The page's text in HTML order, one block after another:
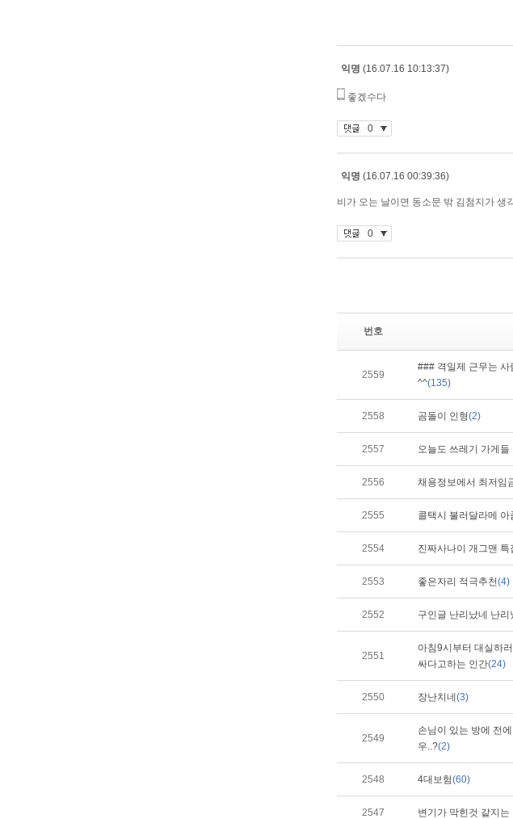
번호
2559
### 격일제 근무는
^^(135)
2558 곰돌이 인형(2)
2557 오늘도 쓰레기 가게
2556 채용정보에서 최저임
2555 콜택시 불러달라메 아
2554 진짜사나이 개그맨 특
2553 좋은자리 적극추천(4)
2552 구인글 난리났네 난리
2551
아침9시부터 대실하
싸다고하는 인간(24)
2550 장난치네 (3)
2549
손님이 있는 방에 전
우..?(2)
2548 4대보험(60)
2547 변기가 막힌것 같지는